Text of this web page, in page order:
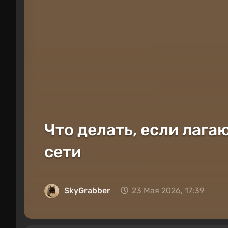
Что делать, если
сети
SkyGrabber 23 Мая 2026, 17:39